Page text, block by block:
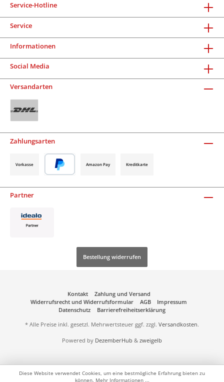
Service-Hotline
Service
Informationen
Social Media
Versandarten
Zahlungsarten
Vorkasse Amazon Pay Kreditkarte
Partner
Bestellung widerrufen
Kontakt
Zahlung und Versand
Widerrufsrecht und Widerrufsformular
AGB
Impressum
Datenschutz
Barrierefreiheitserklärung
* Alle Preise inkl. gesetzl. Mehrwertsteuer ggf. zzgl. Versandkosten.
Powered by DezemberHub & zweigelb
Diese Website verwendet Cookies, um eine bestmögliche Erfahrung bieten zu
können. Mehr Informationen ...